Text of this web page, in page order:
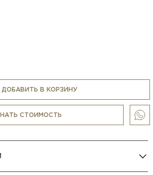
ДОБАВИТЬ В КОРЗИНУ
СТОИМОСТЬ